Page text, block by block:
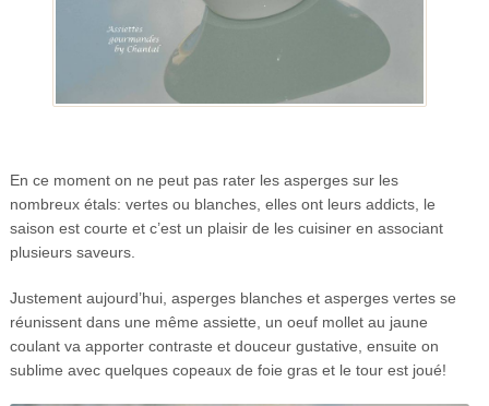
En ce moment on ne peut pas rater les asperges sur les
nombreux étals: vertes ou blanches, elles ont leurs addicts, le
saison est courte et c’est un plaisir de les cuisiner en associant
plusieurs saveurs.
Justement aujourd’hui, asperges blanches et asperges vertes se
réunissent dans une même assiette, un oeuf mollet au jaune
coulant va apporter contraste et douceur gustative, ensuite on
sublime avec quelques copeaux de foie gras et le tour est joué!